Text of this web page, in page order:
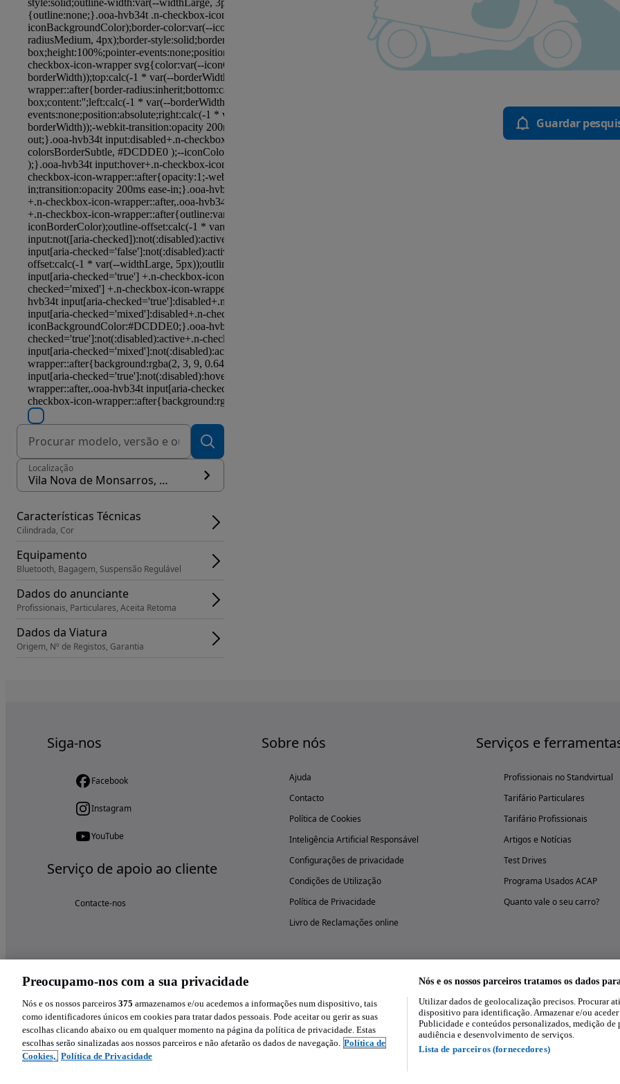
Localização
Vila Nova de Monsarros, concelho Anadia
Características Técnicas
Cilindrada, Cor
Equipamento
Bluetooth, Bagagem, Suspensão Regulável
Dados do anunciante
Profissionais, Particulares, Aceita Retoma
Dados da Viatura
Origem, Nº de Registos, Garantia
Guardar
Siga-nos
Facebook
Instagram
YouTube
Serviço de apoio ao cliente
Contacte-nos
Sobre nós
Ajuda
Contacto
Política de Cookies
Inteligência Artificial Responsável
Configurações de privacidade
Condições de Utilização
Política de Privacidade
Livro de Reclamações online
Serviços e
Profissionais no Standvirtual
Tarifário Particulares
Tarifário Profissionais
Artigos e Notícias
Test Drives
Programa Usados ACAP
Quanto vale o seu carro?
Experimenta a aplicação
Preocupamo-nos com a sua privacidade
Nós e os nossos parceiros 375 armazenamos e/ou acedemos a informações num dispositivo, tais
como identificadores únicos em cookies para tratar dados pessoais. Pode aceitar ou gerir as suas
escolhas clicando abaixo ou em qualquer momento na página da política de privacidade. Estas
escolhas serão sinalizadas aos nossos parceiros e não afetarão os dados de navegação. Política de
Cookies, Política de Privacidade
Nós e os nossos parceiros tratamos os dados
Utilizar dados de geolocalização precisos. Procurar
dispositivo para identificação. Armazenar e/ou
Publicidade e conteúdos personalizados, medição
audiência e desenvolvimento de serviços.
Lista de parceiros (fornecedores)